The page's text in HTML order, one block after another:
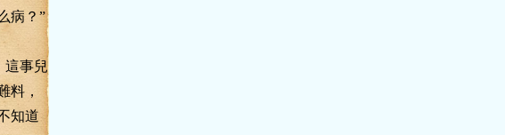
病？”
事兒
料，
知道